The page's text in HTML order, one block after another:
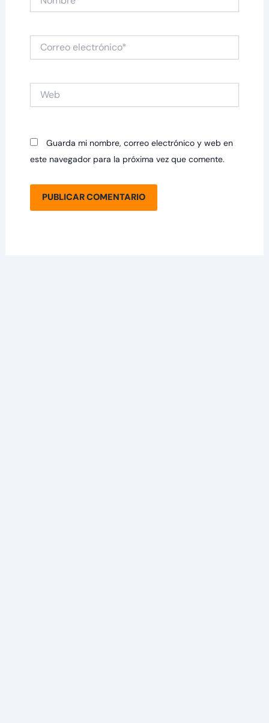
Correo
electrónico*
Guarda mi nombre, correo electrónico y web en
este navegador para la próxima vez que comente.